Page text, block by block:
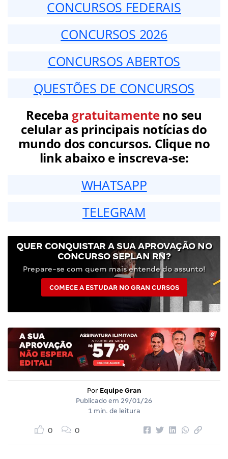
CONCURSOS FEDERAIS
CONCURSOS 2026
CONCURSOS ABERTOS
QUESTÕES DE CONCURSOS
Receba gratuitamenteno seu
celular as principais notícias do
mundo dos concursos. Clique no
link abaixo e inscreva-se:
WHATSAPP
TELEGRAM
QUER CONQUISTAR A SUA APROVAÇÃO NO
CONCURSO SEPLAN RN?
Prepare-se com quem mais entende do assunto!
COMECE A ESTUDAR NO GRAN CURSOS
Por Equipe Gran
Publicado em 29/01/26
1 min. de leitura
0 0